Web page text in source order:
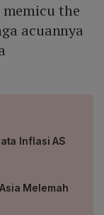
the
acuannya
Inflasi AS
Melemah